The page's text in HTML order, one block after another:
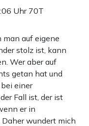
Uhr 70T
man auf eigene
stolz ist, kann
Wer aber auf
getan hat und
einer
Fall ist, der ist
er in
wundert mich